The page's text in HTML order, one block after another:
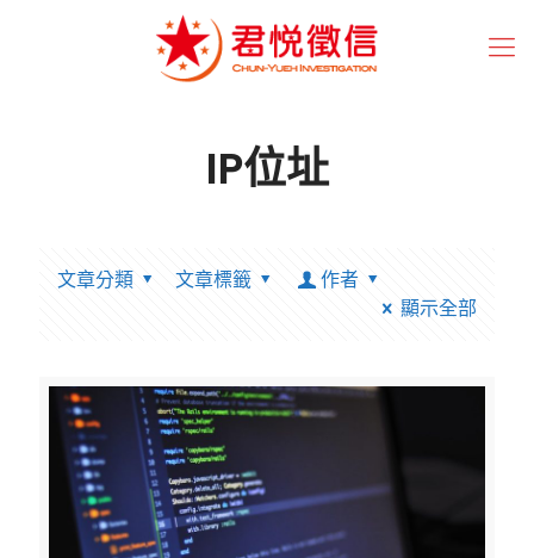
IP位址
文章分類 文章標籤
作者
顯示全部